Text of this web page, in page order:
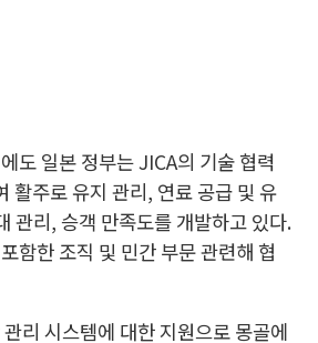
도 일본 정부는 JICA의 기술 협력
활주로 유지 관리, 연료 공급 및 유
관리, 승객 만족도를 개발하고 있다.
함한 조직 및 민간 부문 관련해 협
리 시스템에 대한 지원으로 몽골에